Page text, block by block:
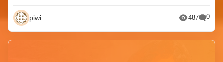
piwi 487 0